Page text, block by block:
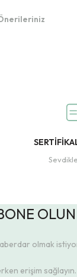
OLUN
olmak
erişim sağlayın.